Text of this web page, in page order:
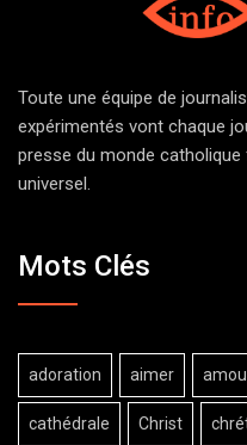
Toute une équipe de
expérimentés vont chaque
presse du monde
universel.
Mots Clés
adoration aimer
cathédrale Christ